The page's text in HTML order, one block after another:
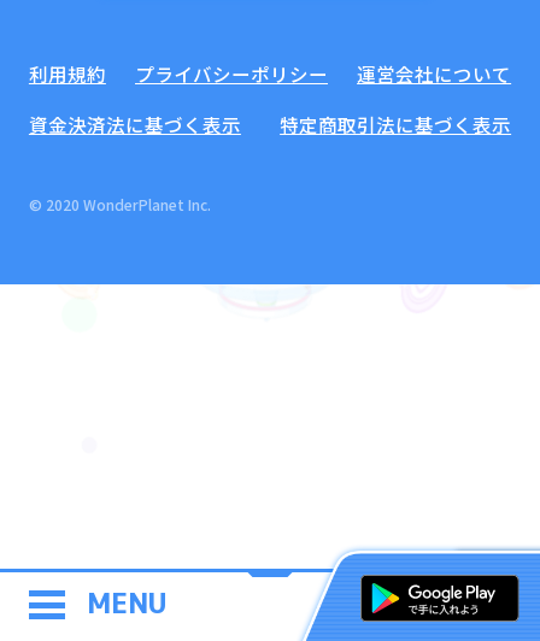
MENU
利用規約 プライバシーポリシー
運営会社について
資金決済法に基づく表示
特定商取引法に基づく表示
© 2020 WonderPlanet Inc.